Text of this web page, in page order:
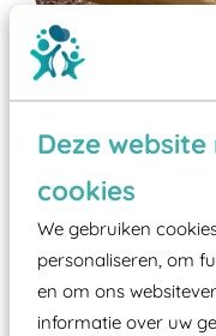
Deze
cookies
We gebruiken
personaliseren, om
en om ons
informatie over uw
Wist je dat:
Vanaf een
valondergrond
zoals kunstgras,